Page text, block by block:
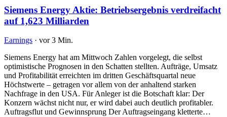
Siemens Energy Aktie: Betriebsergebnis verdreifacht
auf 1,623 Milliarden
Earnings · vor 3 Min.
Siemens Energy hat am Mittwoch Zahlen vorgelegt, die selbst
optimistische Prognosen in den Schatten stellten. Aufträge, Umsatz
und Profitabilität erreichten im dritten Geschäftsquartal neue
Höchstwerte – getragen vor allem von der anhaltend starken
Nachfrage in den USA. Für Anleger ist die Botschaft klar: Der
Konzern wächst nicht nur, er wird dabei auch deutlich profitabler.
Auftragsflut und Gewinnsprung Der Auftragseingang kletterte…